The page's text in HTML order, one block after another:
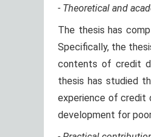
- Theoretical and
The thesis has
Specifically, the
contents of credit
thesis has studied
experience of credit
development for